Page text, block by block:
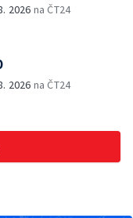
2026 na ČT24
2026 na ČT24